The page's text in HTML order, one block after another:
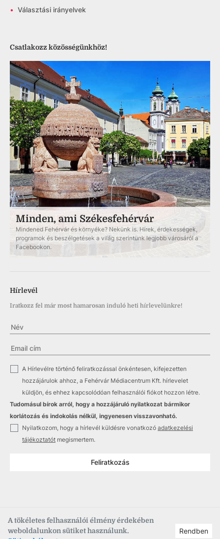
A tökéletes felhasználói élmény érdekében
weboldalunkon sütiket használunk.
Rendben
• Választási irányelvek
Csatlakozz közösségünkhöz!
Minden, ami Székesfehérvár
Mindened Fehérvár és környéke? Nekünk is. Hírek, érdekességek,
programok és beszélgetések a világ szerintünk legjobb városáról a
Facebookon.
Hírlevél
Iratkozz fel már most hamarosan induló heti hírlevelünkre!
A Hírlevélre történő feliratkozással önkéntesen, kifejezetten
hozzájárulok ahhoz, a Fehérvár Médiacentrum Kft. hírlevelet
küldjön, és ehhez kapcsolódóan felhasználói fiókot hozzon létre.
Tudomásul bírok arról, hogy a hozzájáruló nyilatkozat bármikor
korlátozás és indokolás nélkül, ingyenesen visszavonható.
Nyilatkozom, hogy a hírlevél küldésre vonatkozó adatkezelési
tájékoztatót megismertem.
Feliratkozás
Copyright © 2021–2026 Fehérvár Médiacentrum, fmc.hu